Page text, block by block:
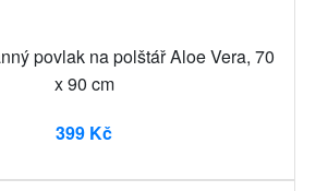
povlak na polštář Aloe Vera, 70
x 90 cm
399 Kč